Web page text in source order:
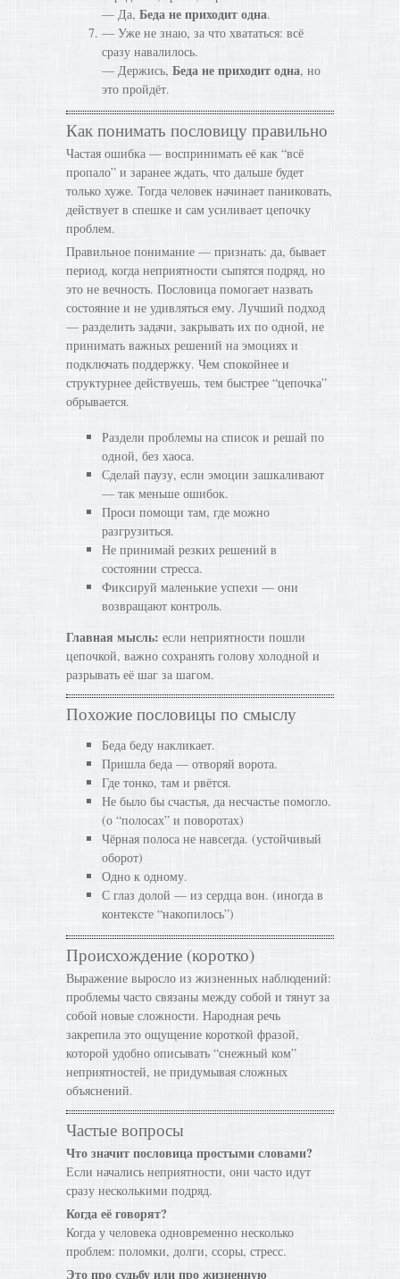
— Да, Беда не приходит одна.
— Уже не знаю, за что хвататься: всё
сразу навалилось.
— Держись, Беда не приходит одна, но
это пройдёт.
Как понимать пословицу правильно
Частая ошибка — воспринимать её как “всё
пропало” и заранее ждать, что дальше будет
только хуже. Тогда человек начинает паниковать,
действует в спешке и сам усиливает цепочку
проблем.
Правильное понимание — признать: да, бывает
период, когда неприятности сыпятся подряд, но
это не вечность. Пословица помогает назвать
состояние и не удивляться ему. Лучший подход
— разделить задачи, закрывать их по одной, не
принимать важных решений на эмоциях и
подключать поддержку. Чем спокойнее и
структурнее действуешь, тем быстрее “цепочка”
обрывается.
Раздели проблемы на список и решай по
одной, без хаоса.
Сделай паузу, если эмоции зашкаливают
— так меньше ошибок.
Проси помощи там, где можно
разгрузиться.
Не принимай резких решений в
состоянии стресса.
Фиксируй маленькие успехи — они
возвращают контроль.
Главная мысль: если неприятности пошли
цепочкой, важно сохранять голову холодной и
разрывать её шаг за шагом.
Похожие пословицы по смыслу
Беда беду накликает.
Пришла беда — отворяй ворота.
Где тонко, там и рвётся.
Не было бы счастья, да несчастье помогло.
(о “полосах” и поворотах)
Чёрная полоса не навсегда. (устойчивый
оборот)
Одно к одному.
С глаз долой — из сердца вон. (иногда в
контексте “накопилось”)
Происхождение (коротко)
Выражение выросло из жизненных наблюдений:
проблемы часто связаны между собой и тянут за
собой новые сложности. Народная речь
закрепила это ощущение короткой фразой,
которой удобно описывать “снежный ком”
неприятностей, не придумывая сложных
объяснений.
Частые вопросы
Что значит пословица простыми словами?
Если начались неприятности, они часто идут
сразу несколькими подряд.
Когда её говорят?
Когда у человека одновременно несколько
проблем: поломки, долги, ссоры, стресс.
Это про судьбу или про жизненную